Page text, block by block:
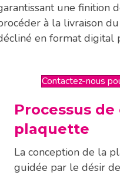
une finition
à la livraison
en format digital
Contactez-nous
Processus
plaquette
La conception de la
guidée par le désir